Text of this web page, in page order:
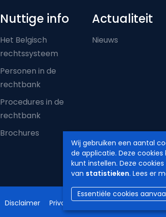
Wij gebruiken een aantal
de applicatie. Deze
kunt instellen. Deze
van statistieken. Lees er
Essentiële cookies
Nuttige info
Het Belgisch
rechtssysteem
Personen in de
rechtbank
Procedures in de
rechtbank
Brochures
Actualiteit
Nieuws
Disclaimer Privacy Cookiebeleid